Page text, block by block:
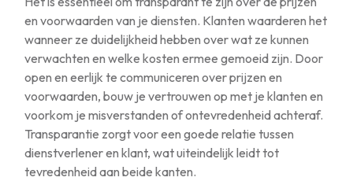
en voorwaarden van je diensten. Klanten waarderen het
wanneer ze duidelijkheid hebben over wat ze kunnen
verwachten en welke kosten ermee gemoeid zijn. Door
open en eerlijk te communiceren over prijzen en
voorwaarden, bouw je vertrouwen op met je klanten en
voorkom je misverstanden of ontevredenheid achteraf.
Transparantie zorgt voor een goede relatie tussen
dienstverlener en klant, wat uiteindelijk leidt tot
tevredenheid aan beide kanten.